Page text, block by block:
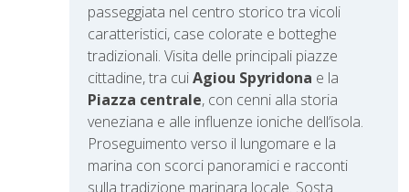
passeggiata nel centro storico tra vicoli
caratteristici, case colorate e botteghe
tradizionali. Visita delle principali piazze
cittadine, tra cuiAgiou Spyridona e la
Piazza centrale, con cenni alla storia
veneziana e alle influenze ioniche dell’isola.
Proseguimento verso il lungomare e la
marina con scorci panoramici e racconti
sulla tradizione marinara locale. Sosta